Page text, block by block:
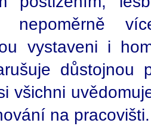
nepoměrně
vystaveni i
všichni
na pracovišti.